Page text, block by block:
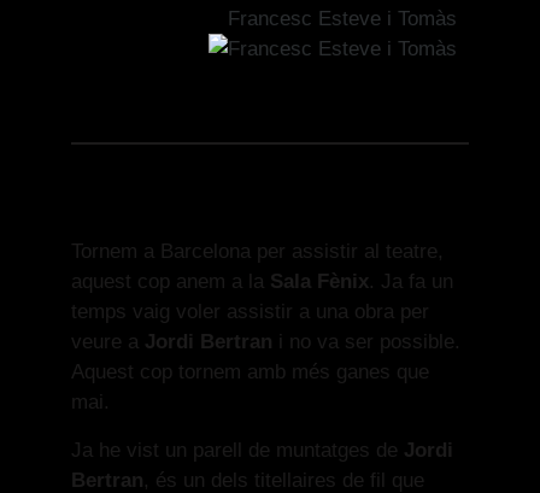
Francesc Esteve i Tomàs
Tornem a Barcelona per assistir al teatre,
aquest cop anem a la Sala Fènix. Ja fa un
temps vaig voler assistir a una obra per
veure a Jordi Bertran i no va ser possible.
Aquest cop tornem amb més ganes que
mai.
Ja he vist un parell de muntatges de Jordi
Bertran, és un dels titellaires de fil que